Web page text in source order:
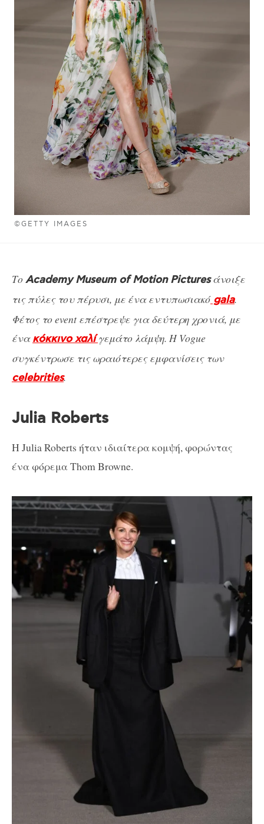
©GETTY IMAGES
ΤοAcademy Museum of Motion Picturesάνοιξε
τις πύλες του πέρυσι, με ένα εντυπωσιακόgala.
Φέτος το event επέστρεψε για δεύτερη χρονιά, με
ένακόκκινο χαλίγεμάτο λάμψη. Η Vogue
συγκέντρωσε τις ωραιότερες εμφανίσεις των
celebrities.
Julia Roberts
H Julia Roberts ήταν ιδιαίτερα κομψή, φορώντας
ένα φόρεμα Thom Browne.